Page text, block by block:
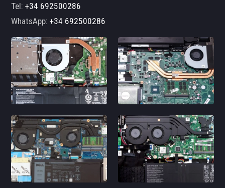
Tel:+34 692500286
WhatsApp:+34 692500286